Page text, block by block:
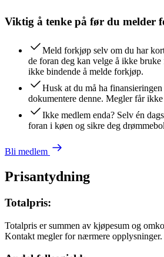
Viktig å tenke på før du melder
Meld forkjøp selv om du har
de foran deg kan velge å ikke
ikke bindende å melde forkjøp.
Husk at du må ha
dokumentere denne. Megler får
Ikke medlem enda? Selv én
foran i køen og sikre deg
Bli medlem
Prisantydning
Totalpris:
Totalpris er summen av kjøpesum og
Kontakt megler for nærmere opplysninger.